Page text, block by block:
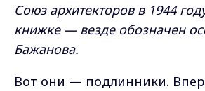
Союз архитекторов в 1944
книжке — везде обозначен
Бажанова.
Вот они — подлинники.